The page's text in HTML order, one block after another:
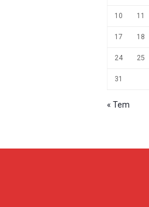
10 11
17 18
24 25
31
« Tem